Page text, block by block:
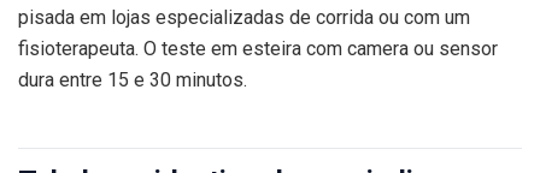
pisada em lojas especializadas de corrida ou com um
fisioterapeuta. O teste em esteira com camera ou sensor
dura entre 15 e 30 minutos.